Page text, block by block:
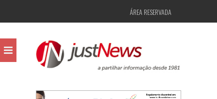
ÁREA RESERVADA